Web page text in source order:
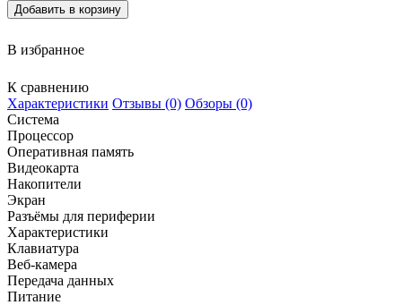
Добавить в корзину
В избранное
К сравнению
Характеристики Отзывы (0) Обзоры (0)
Система
Процессор
Оперативная память
Видеокарта
Накопители
Экран
Разъёмы для периферии
Характеристики
Клавиатура
Веб-камера
Передача данных
Питание